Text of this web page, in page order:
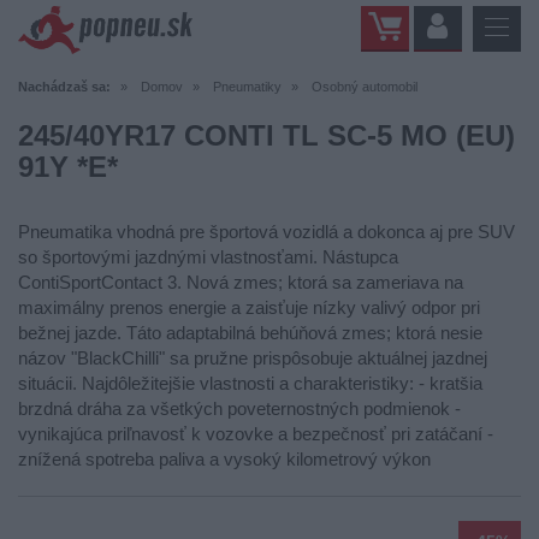
Nachádzaš sa: Domov Pneumatiky Osobný automobil
245/40YR17 CONTI TL SC-5 MO (EU)
91Y *E*
Pneumatika vhodná pre športová vozidlá a dokonca aj pre SUV
so športovými jazdnými vlastnosťami. Nástupca
ContiSportContact 3. Nová zmes; ktorá sa zameriava na
maximálny prenos energie a zaisťuje nízky valivý odpor pri
bežnej jazde. Táto adaptabilná behúňová zmes; ktorá nesie
názov "BlackChilli" sa pružne prispôsobuje aktuálnej jazdnej
situácii. Najdôležitejšie vlastnosti a charakteristiky: - kratšia
brzdná dráha za všetkých poveternostných podmienok -
vynikajúca priľnavosť k vozovke a bezpečnosť pri zatáčaní -
znížená spotreba paliva a vysoký kilometrový výkon